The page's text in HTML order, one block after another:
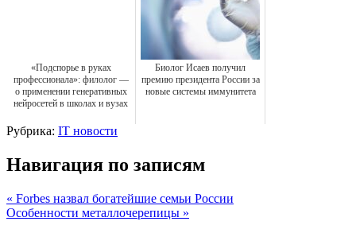
«Подспорье в руках
профессионала»: филолог —
о применении генеративных
нейросетей в школах и вузах
Биолог Исаев получил
премию президента России за
новые системы иммунитета
Рубрика: IT новости
Навигация по записям
« Forbes назвал богатейшие семьи России
Особенности металлочерепицы »